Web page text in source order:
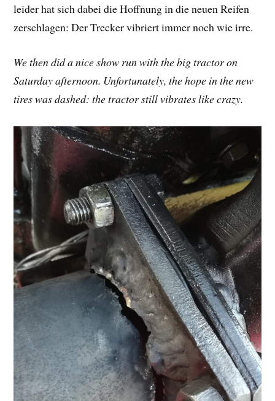
leider hat sich dabei die Hoffnung in die neuen Reifen
zerschlagen: Der Trecker vibriert immer noch wie irre.
We then did a nice show run with the big tractor on
Saturday afternoon. Unfortunately, the hope in the new
tires was dashed: the tractor still vibrates like crazy.